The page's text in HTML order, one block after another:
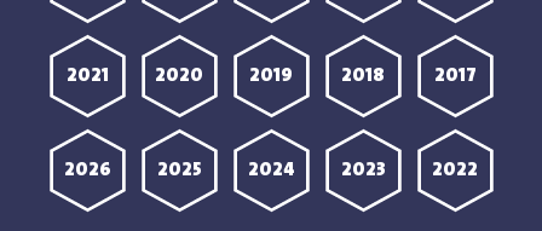
2017
2018
2019
2020
2021
2022
2023
2024
2025
2026